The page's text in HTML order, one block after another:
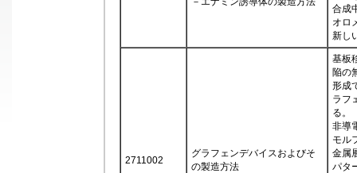
合成
オロ
新し
2711002
グラフェンデバイスおよびそ
の製造方法
基板
陥の
形成
ラフ
る。
非導
モル
金属
パタ